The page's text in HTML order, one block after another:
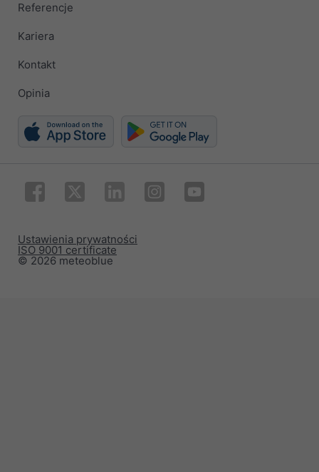
Referencje
Kariera
Kontakt
Opinia
© 2026 meteoblue
ISO 9001 certificate
Ustawienia prywatności